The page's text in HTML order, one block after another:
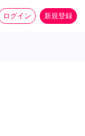
ログイン 新規登録